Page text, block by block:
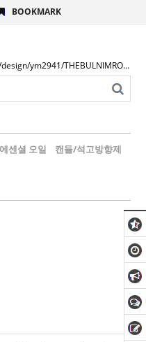
BOOKMARK
/design/ym2941/THEBULNIMROGO.png
센셜 오일 캔들/석고방향제